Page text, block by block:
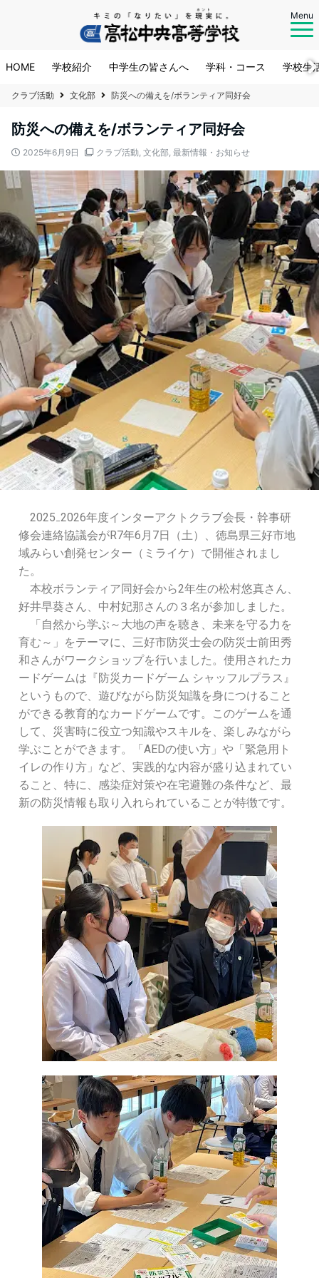
Menu
HOME 学校紹介 中学生の皆さんへ 学科・コース 学校生
クラブ活動 文化部 防災への備えを/ボランティア同好会
防災への備えを/ボランティア同好会
2025年6月9日 クラブ活動, 文化部, 最新情報・お知らせ
2025₋2026年度インターアクトクラブ会長・幹事研
修会連絡協議会がR7年6月7日（土）、徳島県三好市地
域みらい創発センター（ミライケ）で開催されまし
た。
本校ボランティア同好会から2年生の松村悠真さん、
好井早葵さん、中村妃那さんの３名が参加しました。
「自然から学ぶ～大地の声を聴き、未来を守る力を
育む～」をテーマに、三好市防災士会の防災士前田秀
和さんがワークショップを行いました。使用されたカ
ードゲームは『防災カードゲーム シャッフルプラス』
というもので、遊びながら防災知識を身につけること
ができる教育的なカードゲームです。このゲームを通
して、災害時に役立つ知識やスキルを、楽しみながら
学ぶことができます。「AEDの使い方」や「緊急用ト
イレの作り方」など、実践的な内容が盛り込まれてい
ること、特に、感染症対策や在宅避難の条件など、最
新の防災情報も取り入れられていることが特徴です。